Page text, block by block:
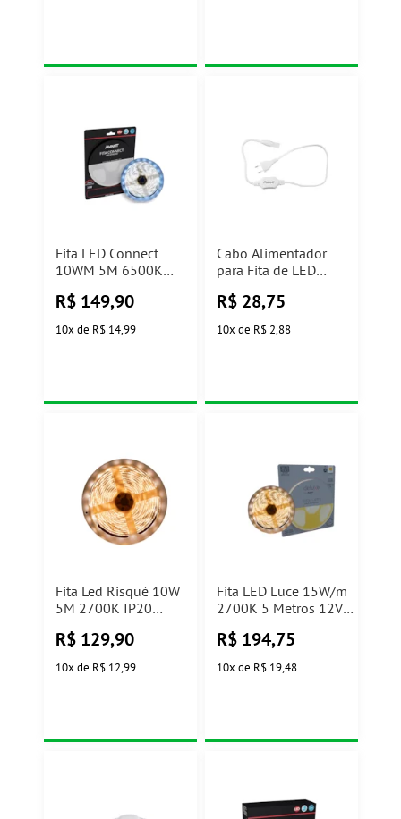
Fita LED Connect
10WM 5M 6500K
R$ 149,90
10x de R$ 14,99
Cabo Alimentador
para Fita de LED
R$ 28,75
10x de R$ 2,88
Fita Led Risqué 10W
5M 2700K IP20
R$ 129,90
10x de R$ 12,99
Fita LED Luce 15W/m
2700K 5 Metros 12V
R$ 194,75
10x de R$ 19,48